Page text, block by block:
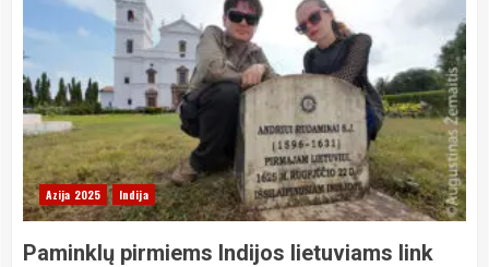
Azija 2025 Indija
Paminklų pirmiems Indijos lietuviams link